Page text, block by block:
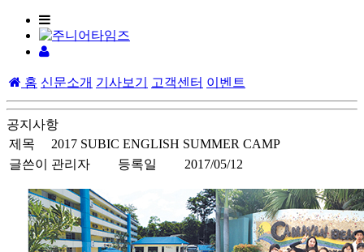
홈 신문소개 기사보기 고객센터 이벤트
공지사항
제목
2017 SUBIC ENGLISH SUMMER CAMP
글쓴이
관리자 등록일 2017/05/12